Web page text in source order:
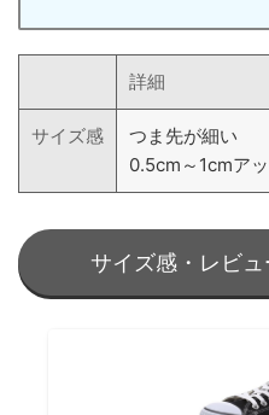
詳細
サイズ感
つま先が細い
0.5cm～1cmア
サイズ感・レビ